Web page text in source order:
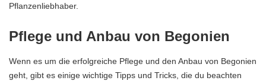
Pflanzenliebhaber.
Pflege und Anbau von Begonien
Wenn es um die erfolgreiche Pflege und den Anbau von Begonien
geht, gibt es einige wichtige Tipps und Tricks, die du beachten